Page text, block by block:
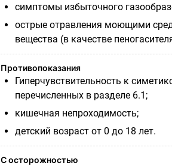
симптомы избыточного
острые отравления моющими
вещества (в качестве
Противопоказания
Гиперчувствительность к
перечисленных в разделе 6.1;
кишечная непроходимость;
детский возраст от 0 до 18 лет.
С осторожностью